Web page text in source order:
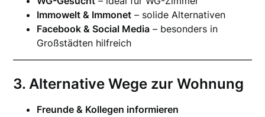
Immowelt & Immonet – solide Alternativen
Facebook & Social Media – besonders in
Großstädten hilfreich
3. Alternative Wege zur Wohnung
Freunde & Kollegen informieren